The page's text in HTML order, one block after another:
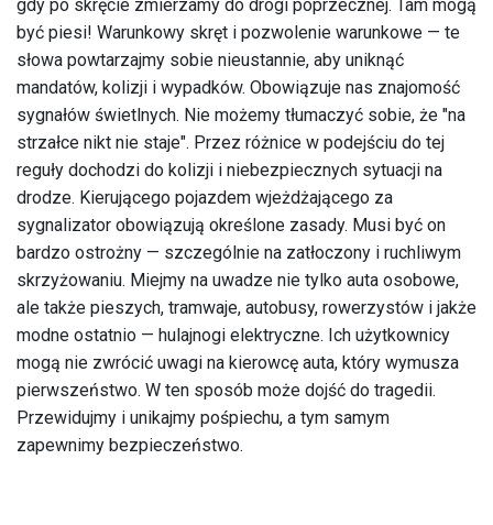
gdy po skręcie zmierzamy do drogi poprzecznej. Tam mogą
być piesi! Warunkowy skręt i pozwolenie warunkowe — te
słowa powtarzajmy sobie nieustannie, aby uniknąć
mandatów, kolizji i wypadków. Obowiązuje nas znajomość
sygnałów świetlnych. Nie możemy tłumaczyć sobie, że "na
strzałce nikt nie staje". Przez różnice w podejściu do tej
reguły dochodzi do kolizji i niebezpiecznych sytuacji na
drodze. Kierującego pojazdem wjeżdżającego za
sygnalizator obowiązują określone zasady. Musi być on
bardzo ostrożny — szczególnie na zatłoczony i ruchliwym
skrzyżowaniu. Miejmy na uwadze nie tylko auta osobowe,
ale także pieszych, tramwaje, autobusy, rowerzystów i jakże
modne ostatnio — hulajnogi elektryczne. Ich użytkownicy
mogą nie zwrócić uwagi na kierowcę auta, który wymusza
pierwszeństwo. W ten sposób może dojść do tragedii.
Przewidujmy i unikajmy pośpiechu, a tym samym
zapewnimy bezpieczeństwo.